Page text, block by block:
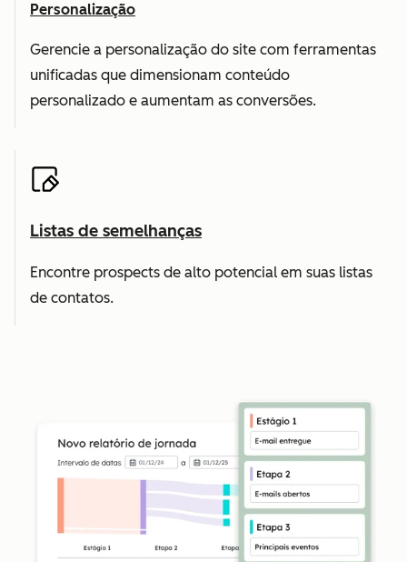
Personalização
Gerencie a personalização do site com ferramentas
unificadas que dimensionam conteúdo
personalizado e aumentam as conversões.
Listas de semelhanças
Encontre prospects de alto potencial em suas listas
de contatos.